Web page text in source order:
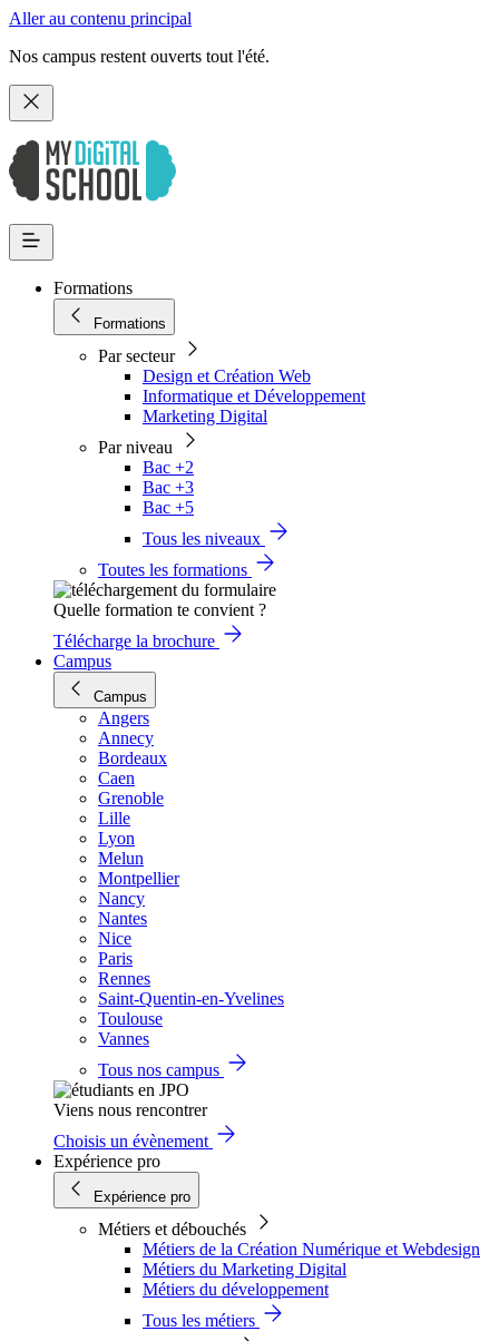
Aller au contenu principal
Nos campus restent ouverts tout l'été.
Formations
Formations
Par secteur
Design et Création Web
Informatique et Développement
Marketing Digital
Par niveau
Bac +2
Bac +3
Bac +5
Tous les niveaux
Toutes les formations
Quelle formation te convient ?
Télécharge la brochure
Campus
Campus
Angers
Annecy
Bordeaux
Caen
Grenoble
Lille
Lyon
Melun
Montpellier
Nancy
Nantes
Nice
Paris
Rennes
Saint-Quentin-en-Yvelines
Toulouse
Vannes
Tous nos campus
Viens nous rencontrer
Choisis un évènement
Expérience pro
Expérience pro
Métiers et débouchés
Métiers de la Création Numérique et Webdesign
Métiers du Marketing Digital
Métiers du développement
Tous les métiers